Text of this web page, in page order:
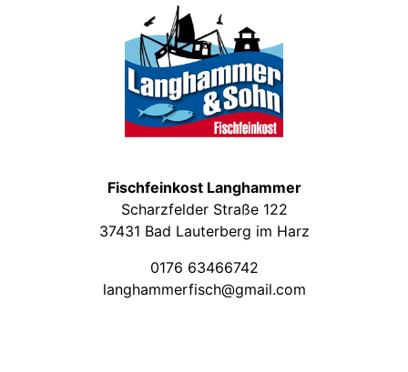
Fischfeinkost Langhammer
Scharzfelder Straße 122
37431 Bad Lauterberg im Harz
0176 63466742
langhammerfisch@gmail.com